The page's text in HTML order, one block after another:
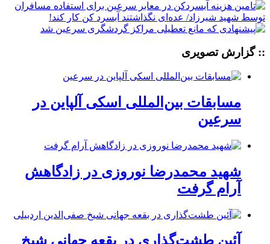
:: گزارش تصویری
مسابقات بین‌المللی اسکی آلپاین در
سرعین
شهید محمدرضا نوروزی در زادگاهش
آرام گرفت
آئین طشت‌گذاری در بقعه جهانی شیخ